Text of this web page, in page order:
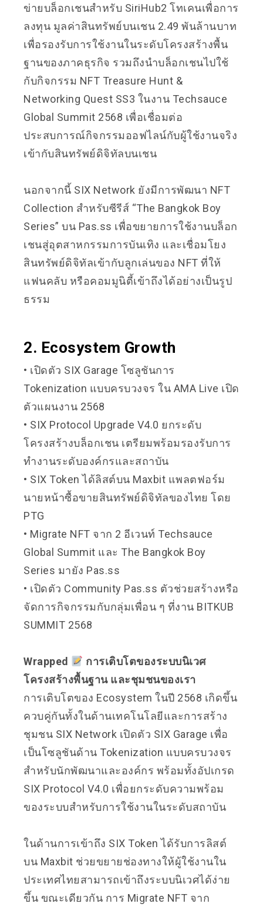
ข่ายบล็อกเชนสำหรับ SiriHub2 โทเคนเพื่อการ
ลงทุน มูลค่าสินทรัพย์บนเชน 2.49 พันล้านบาท
เพื่อรองรับการใช้งานในระดับโครงสร้างพื้น
ฐานของภาคธุรกิจ รวมถึงนำบล็อกเชนไปใช้
กับกิจกรรม NFT Treasure Hunt &
Networking Quest SS3 ในงาน Techsauce
Global Summit 2568 เพื่อเชื่อมต่อ
ประสบการณ์กิจกรรมออฟไลน์กับผู้ใช้งานจริง
เข้ากับสินทรัพย์ดิจิทัลบนเชน
นอกจากนี้ SIX Network ยังมีการพัฒนา NFT
Collection สำหรับซีรีส์ “The Bangkok Boy
Series” บน Pas.ss เพื่อขยายการใช้งานบล็อก
เชนสู่อุตสาหกรรมการบันเทิง และเชื่อมโยง
สินทรัพย์ดิจิทัลเข้ากับลูกเล่นของ NFT ที่ให้
แฟนคลับ หรือคอมมูนิตี้เข้าถึงได้อย่างเป็นรูป
ธรรม
2. Ecosystem Growth
• เปิดตัว SIX Garage โซลูชันการ
Tokenization แบบครบวงจร ใน AMA Live เปิด
ตัวแผนงาน 2568
• SIX Protocol Upgrade V4.0 ยกระดับ
โครงสร้างบล็อกเชน เตรียมพร้อมรองรับการ
ทำงานระดับองค์กรและสถาบัน
• SIX Token ได้ลิสต์บน Maxbit แพลตฟอร์ม
นายหน้าซื้อขายสินทรัพย์ดิจิทัลของไทย โดย
PTG
• Migrate NFT จาก 2 อีเวนท์ Techsauce
Global Summit และ The Bangkok Boy
Series มายัง Pas.ss
• เปิดตัว Community Pas.ss ตัวช่วยสร้างหรือ
จัดการกิจกรรมกับกลุ่มเพื่อน ๆ ที่งาน BITKUB
SUMMIT 2568
Wrapped
การเติบโตของระบบนิเวศ
โครงสร้างพื้นฐาน และชุมชนของเรา
การเติบโตของ Ecosystem ในปี 2568 เกิดขึ้น
ควบคู่กันทั้งในด้านเทคโนโลยีและการสร้าง
ชุมชน SIX Network เปิดตัว SIX Garage เพื่อ
เป็นโซลูชันด้าน Tokenization แบบครบวงจร
สำหรับนักพัฒนาและองค์กร พร้อมทั้งอัปเกรด
SIX Protocol V4.0 เพื่อยกระดับความพร้อม
ของระบบสำหรับการใช้งานในระดับสถาบัน
ในด้านการเข้าถึง SIX Token ได้รับการลิสต์
บน Maxbit ช่วยขยายช่องทางให้ผู้ใช้งานใน
ประเทศไทยสามารถเข้าถึงระบบนิเวศได้ง่าย
ขึ้น ขณะเดียวกัน การ Migrate NFT จาก